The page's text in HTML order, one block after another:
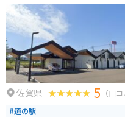
佐賀県 5 （口
#道の駅